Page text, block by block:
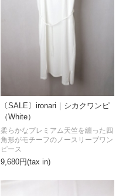
〔SALE〕ironari｜シカクワンピ
（White）
9,680円(tax in)
柔らかなプレミアム天竺を纏った四
角形がモチーフのノースリーブワン
ピース